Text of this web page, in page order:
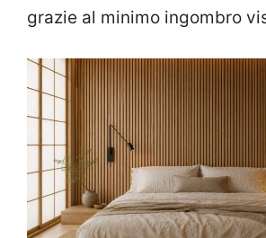
grazie al minimo ingombro